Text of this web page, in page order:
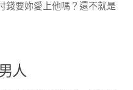
錢要妳愛上他嗎？還不就是
人